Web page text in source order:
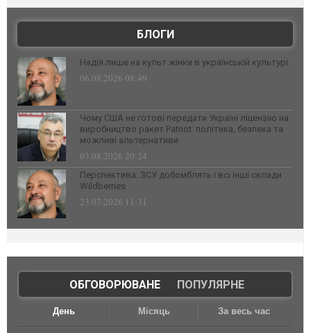
БЛОГИ
Надія лише на культ жінки в українській культурі
06.08.2026 08:49
Чому США не готові передати Україні ліцензію на
виробництво ракет Patriot: політика, безпека та
можливі альтернативи
03.08.2026 20:24
Перспектива: ЗСУ добомблять і всі інші склади
Wildberries
23.07.2026 11:31
ОБГОВОРЮВАНЕ| ПОПУЛЯРНЕ
День Місяць За весь час